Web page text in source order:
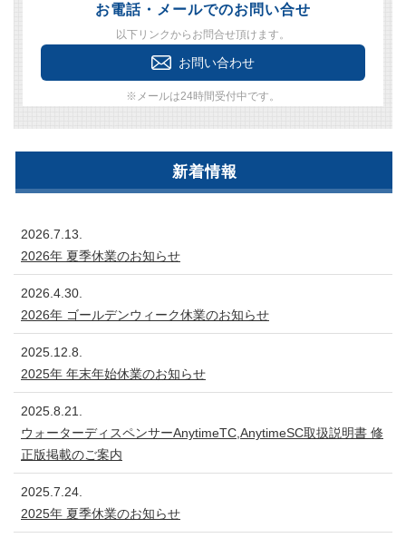
お電話・メールでのお問い合せ
以下リンクからお問合せ頂けます。
お問い合わせ
※メールは24時間受付中です。
新着情報
2026.7.13.
2026年 夏季休業のお知らせ
2026.4.30.
2026年 ゴールデンウィーク休業のお知らせ
2025.12.8.
2025年 年末年始休業のお知らせ
2025.8.21.
ウォーターディスペンサーAnytimeTC,AnytimeSC取扱説明書 修
正版掲載のご案内
2025.7.24.
2025年 夏季休業のお知らせ